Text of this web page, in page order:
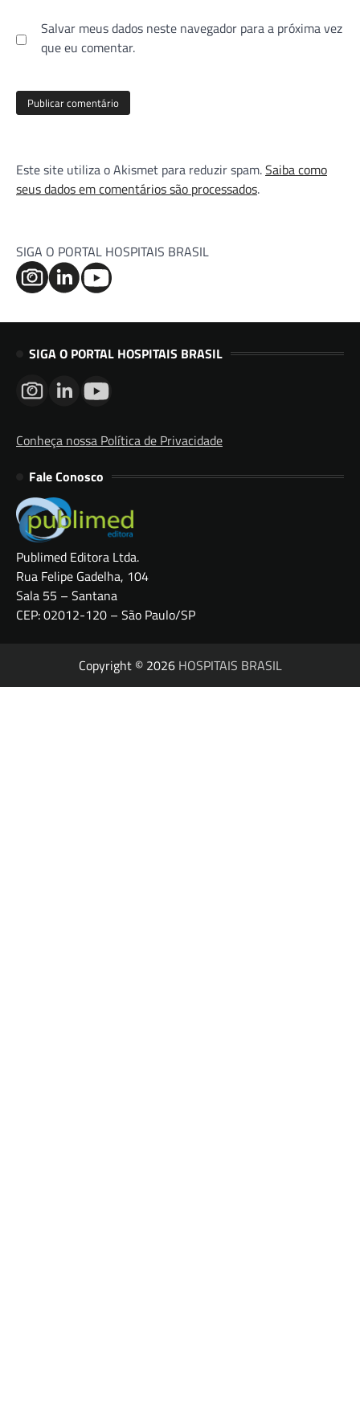
Salvar meus dados neste navegador para a próxima vez
que eu comentar.
Este site utiliza o Akismet para reduzir spam.Saiba como
seus dados em comentários são processados.
SIGA O PORTAL HOSPITAIS BRASIL
SIGA O PORTAL HOSPITAIS BRASIL
Conheça nossa Política de Privacidade
Fale Conosco
Publimed Editora Ltda.
Rua Felipe Gadelha, 104
Sala 55 – Santana
CEP: 02012-120 – São Paulo/SP
Copyright © 2026 HOSPITAIS BRASIL